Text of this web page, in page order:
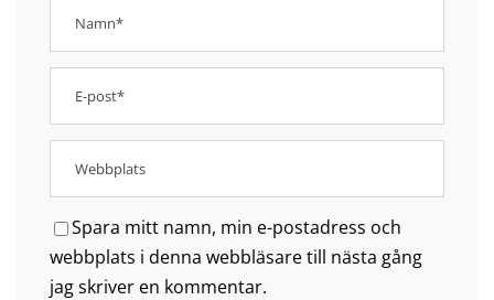
Spara mitt namn, min e-postadress och
webbplats i denna webbläsare till nästa gång
jag skriver en kommentar.